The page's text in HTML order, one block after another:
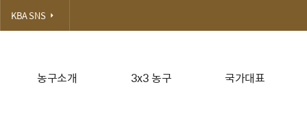
농구소개 3x3 농구 국가대표
KBA SNS